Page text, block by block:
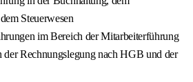
Steuerwesen
im Bereich der Mitarbeiterführung
der Rechnungslegung nach HGB und der